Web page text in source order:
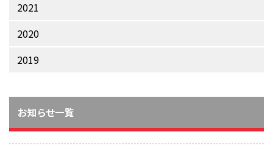
2021
2020
2019
お知らせ一覧